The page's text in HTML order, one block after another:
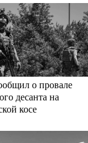
о провале
десанта на
косе